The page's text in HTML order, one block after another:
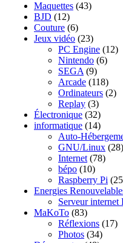
Maquettes (43)
BJD (12)
Couture (6)
Jeux vidéo (23)
PC Engine (12)
Nintendo (6)
SEGA (9)
Arcade (118)
Ordinateurs (2)
Replay (3)
Électronique (32)
informatique (14)
Auto-
GNU/Linux (28)
Internet (78)
bépo (10)
Raspberry Pi
Energies
Serveur internet
MaKoTo (83)
Réflexions (17)
Photos (34)